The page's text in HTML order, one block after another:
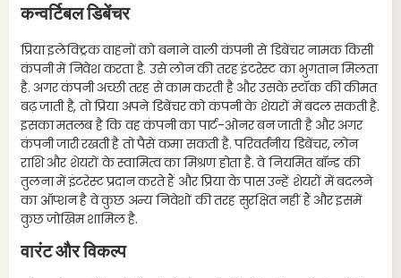
कन्वर्टिबल डिबेंचर
प्रिया इलेक्ट्रिक वाहनों को बनाने वाली कंपनी से डिबेंचर नामक किसी
कंपनी में निवेश करता है. उसे लोन की तरह इंटरेस्ट का भुगतान मिलता
है. अगर कंपनी अच्छी तरह से काम करती है और उसके स्टॉक की कीमत
बढ़ जाती है, तो प्रिया अपने डिबेंचर को कंपनी के शेयरों में बदल सकती है.
इसका मतलब है कि वह कंपनी का पार्ट-ओनर बन जाती है और अगर
कंपनी जारी रखती है तो पैसे कमा सकती है. परिवर्तनीय डिबेंचर, लोन
राशि और शेयरों के स्वामित्व का मिश्रण होता है. वे नियमित बॉन्ड की
तुलना में इंटरेस्ट प्रदान करते हैं और प्रिया के पास उन्हें शेयरों में बदलने
का ऑप्शन है वे कुछ अन्य निवेशों की तरह सुरक्षित नहीं हैं और इसमें
कुछ जोखिम शामिल है.
वारंट और विकल्प